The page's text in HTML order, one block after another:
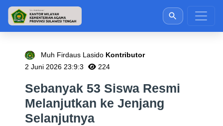
Muh Firdaus Lasido Kontributor
2 Juni 2026 23:9:3
224
Sebanyak 53 Siswa Resmi
Melanjutkan ke Jenjang
Selanjutnya